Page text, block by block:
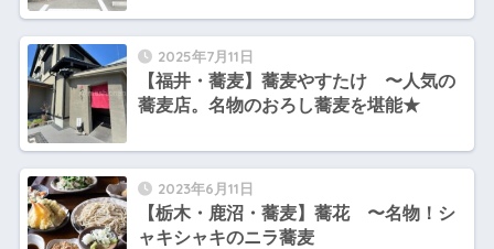
2025年7月11日
【福井・蕎麦】蕎麦やすたけ 〜人気の
蕎麦店。名物のおろし蕎麦を堪能★
2023年6月11日
【栃木・鹿沼・蕎麦】蕎花 〜名物！シ
ャキシャキのニラ蕎麦